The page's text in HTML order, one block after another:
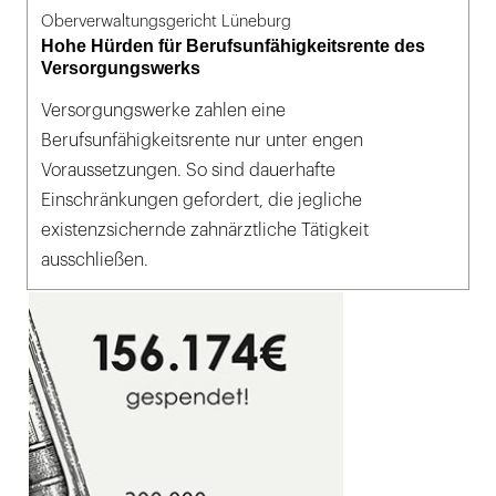
Oberverwaltungsgericht Lüneburg
Hohe Hürden für Berufsunfähigkeitsrente des
Versorgungswerks
Versorgungswerke zahlen eine
Berufsunfähigkeitsrente nur unter engen
Voraussetzungen. So sind dauerhafte
Einschränkungen gefordert, die jegliche
existenzsichernde zahnärztliche Tätigkeit
ausschließen.